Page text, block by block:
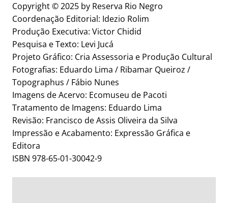
Copyright © 2025 by Reserva Rio Negro
Coordenação Editorial: Idezio Rolim
Produção Executiva: Victor Chidid
Pesquisa e Texto: Levi Jucá
Projeto Gráfico: Cria Assessoria e Produção Cultural
Fotografias: Eduardo Lima / Ribamar Queiroz /
Topographus / Fábio Nunes
Imagens de Acervo: Ecomuseu de Pacoti
Tratamento de Imagens: Eduardo Lima
Revisão: Francisco de Assis Oliveira da Silva
Impressão e Acabamento: Expressão Gráfica e
Editora
ISBN 978-65-01-30042-9